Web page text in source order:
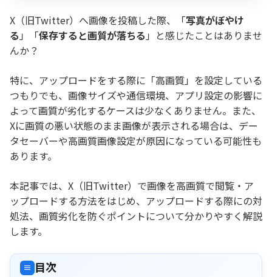
X（旧Twitter）へ画像を投稿した際、「写真がぼやけ
る 」「保存すると画質が落ちる 」と感じたことはありませ
んか？
特に、アップロードをする際に「高画質」を設定している
つもりでも、画像サイズや通信環境、アプリ設定の影響に
よって画質が劣化するケースは少なくありません。また、
Xに画質の悪い状態のまま画像が表示される場合は、デー
タセーバーや高画質画像設定が原因になっている可能性も
あります。
本記事では、X（旧Twitter）で画像を高画質で閲覧・ア
ップロードする方法をはじめ、アップロードする際にの対
処法、画質劣化を防ぐポイントについて分かりやすく解説
します。
≡ 目次